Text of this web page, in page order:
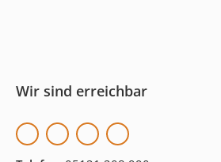
Wir sind erreichbar